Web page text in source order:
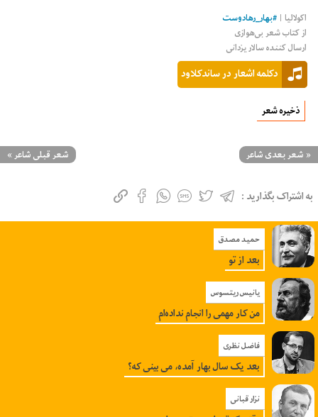
اکولالیا |
#بهار_رهادوست
از کتاب شعر بی‌هوازی
ارسال کننده سالار یزدانی
دکلمه اشعار در ساندکلاود
ذخیره شعر
« شعر بعدی شاعر شعر قبلی شاعر»
به اشتراک بگذارید :
حمید مصدق
بعد از تو
یانیس ریتسوس
من کار مهمی را انجام نداده‌ام
فاضل نظری
بعد یک سال بهار آمده، می بینی که؟
نزار قبانی